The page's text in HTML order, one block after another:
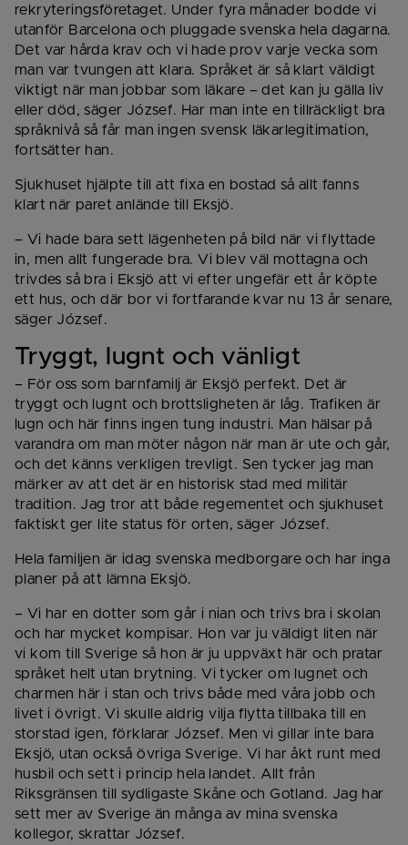
rekryteringsföretaget. Under fyra månader bodde vi
utanför Barcelona och pluggade svenska hela dagarna.
Det var hårda krav och vi hade prov varje vecka som
man var tvungen att klara. Språket är så klart väldigt
viktigt när man jobbar som läkare – det kan ju gälla liv
eller död, säger József. Har man inte en tillräckligt bra
språknivå så får man ingen svensk läkarlegitimation,
fortsätter han.
Sjukhuset hjälpte till att fixa en bostad så allt fanns
klart när paret anlände till Eksjö.
– Vi hade bara sett lägenheten på bild när vi flyttade
in, men allt fungerade bra. Vi blev väl mottagna och
trivdes så bra i Eksjö att vi efter ungefär ett år köpte
ett hus, och där bor vi fortfarande kvar nu 13 år senare,
säger József.
Tryggt, lugnt och vänligt
– För oss som barnfamilj är Eksjö perfekt. Det är
tryggt och lugnt och brottsligheten är låg. Trafiken är
lugn och här finns ingen tung industri. Man hälsar på
varandra om man möter någon när man är ute och går,
och det känns verkligen trevligt. Sen tycker jag man
märker av att det är en historisk stad med militär
tradition. Jag tror att både regementet och sjukhuset
faktiskt ger lite status för orten, säger József.
Hela familjen är idag svenska medborgare och har inga
planer på att lämna Eksjö.
– Vi har en dotter som går i nian och trivs bra i skolan
och har mycket kompisar. Hon var ju väldigt liten när
vi kom till Sverige så hon är ju uppväxt här och pratar
språket helt utan brytning. Vi tycker om lugnet och
charmen här i stan och trivs både med våra jobb och
livet i övrigt. Vi skulle aldrig vilja flytta tillbaka till en
storstad igen, förklarar József. Men vi gillar inte bara
Eksjö, utan också övriga Sverige. Vi har åkt runt med
husbil och sett i princip hela landet. Allt från
Riksgränsen till sydligaste Skåne och Gotland. Jag har
sett mer av Sverige än många av mina svenska
kollegor, skrattar József.